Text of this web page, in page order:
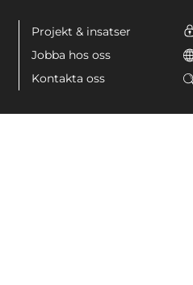
Projekt & insatser
Jobba hos oss
Kontakta oss